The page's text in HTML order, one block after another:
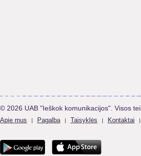
© 2026 UAB "Ieškok komunikacijos". Visos
Apie mus | Pagalba | Taisyklės | Kontaktai |